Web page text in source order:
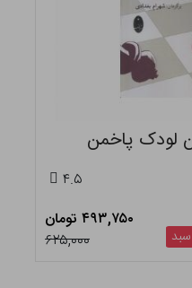
لودک پاخمن
۴.۵
۴۹۳,۷۵۰ تومان
۶۲۵,۰۰۰